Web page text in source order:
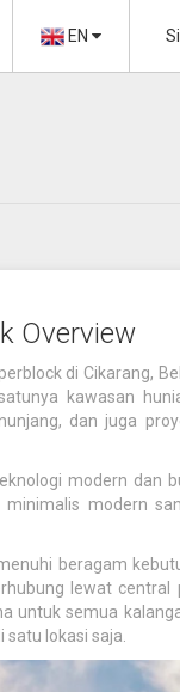
EN
Overview
di Cikarang,
kawasan
dan juga
modern dan
modern
beragam
lewat central
untuk semua
lokasi saja.